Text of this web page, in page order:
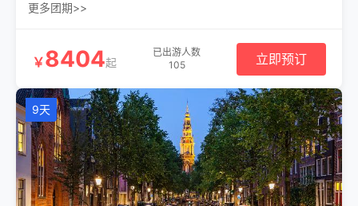
更多团期>>
￥8404起
已出游人数
105
立即预订
9天